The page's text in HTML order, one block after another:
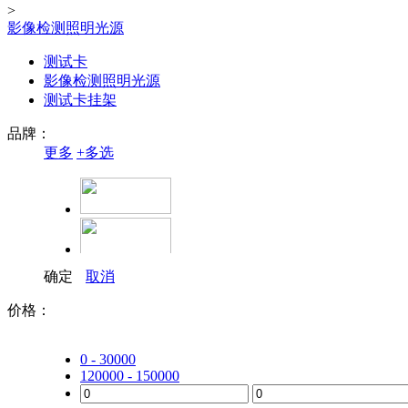
>
影像检测照明光源
测试卡
影像检测照明光源
测试卡挂架
品牌：
更多 +多选
确定 取消
价格：
0 - 30000
120000 - 150000